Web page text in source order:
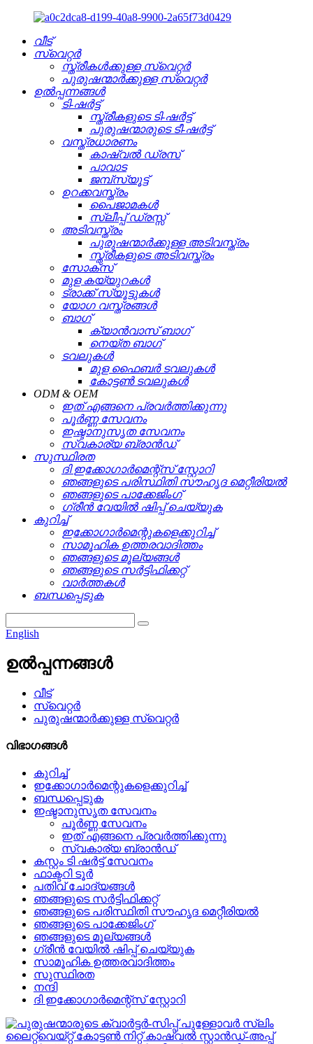
വീട്
സ്വെറ്റർ
സ്ത്രീകൾക്കുള്ള സ്വെറ്റർ
പുരുഷന്മാർക്കുള്ള സ്വെറ്റർ
ഉൽപ്പന്നങ്ങൾ
ടി-ഷർട്ട്
സ്ത്രീകളുടെ ടി-ഷർട്ട്
പുരുഷന്മാരുടെ ടീ-ഷർട്ട്
വസ്ത്രധാരണം
കാഷ്വൽ ഡ്രസ്
പാവാട
ജമ്പ്‌സ്യൂട്ട്
ഉറക്കവസ്ത്രം
പൈജാമകൾ
സ്ലീപ്പ് ഡ്രസ്സ്
അടിവസ്ത്രം
പുരുഷന്മാർക്കുള്ള അടിവസ്ത്രം
സ്ത്രീകളുടെ അടിവസ്ത്രം
സോക്സ്
മുള കയ്യുറകൾ
ട്രാക്ക് സ്യൂട്ടുകൾ
യോഗ വസ്ത്രങ്ങൾ
ബാഗ്
ക്യാൻവാസ് ബാഗ്
നെയ്ത ബാഗ്
ടവലുകൾ
മുള ഫൈബർ ടവലുകൾ
കോട്ടൺ ടവലുകൾ
ODM & OEM
ഇത് എങ്ങനെ പ്രവർത്തിക്കുന്നു
പൂർണ്ണ സേവനം
ഇഷ്ടാനുസൃത സേവനം
സ്വകാര്യ ബ്രാൻഡ്
സുസ്ഥിരത
ദി ഇക്കോഗാർമെന്റ്സ് സ്റ്റോറി
ഞങ്ങളുടെ പരിസ്ഥിതി സൗഹൃദ മെറ്റീരിയൽ
ഞങ്ങളുടെ പാക്കേജിംഗ്
ഗ്രീൻ വേയിൽ ഷിപ്പ് ചെയ്യുക
കുറിച്ച്
ഇക്കോഗാർമെന്റുകളെക്കുറിച്ച്
സാമൂഹിക ഉത്തരവാദിത്തം
ഞങ്ങളുടെ മൂല്യങ്ങൾ
ഞങ്ങളുടെ സർട്ടിഫിക്കറ്റ്
വാർത്തകൾ
ബന്ധപ്പെടുക
English
ഉൽപ്പന്നങ്ങൾ
വീട്
സ്വെറ്റർ
പുരുഷന്മാർക്കുള്ള സ്വെറ്റർ
വിഭാഗങ്ങൾ
കുറിച്ച്
ഇക്കോഗാർമെന്റുകളെക്കുറിച്ച്
ബന്ധപ്പെടുക
ഇഷ്ടാനുസൃത സേവനം
പൂർണ്ണ സേവനം
ഇത് എങ്ങനെ പ്രവർത്തിക്കുന്നു
സ്വകാര്യ ബ്രാൻഡ്
കസ്റ്റം ടി ഷർട്ട് സേവനം
ഫാക്ടറി ടൂർ
പതിവ് ചോദ്യങ്ങൾ
ഞങ്ങളുടെ സർട്ടിഫിക്കറ്റ്
ഞങ്ങളുടെ പരിസ്ഥിതി സൗഹൃദ മെറ്റീരിയൽ
ഞങ്ങളുടെ പാക്കേജിംഗ്
ഞങ്ങളുടെ മൂല്യങ്ങൾ
ഗ്രീൻ വേയിൽ ഷിപ്പ് ചെയ്യുക
സാമൂഹിക ഉത്തരവാദിത്തം
സുസ്ഥിരത
നന്ദി
ദി ഇക്കോഗാർമെന്റ്സ് സ്റ്റോറി